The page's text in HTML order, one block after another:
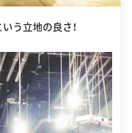
う立地の良さ！